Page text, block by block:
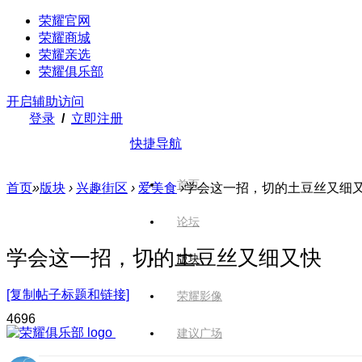
荣耀官网
荣耀商城
荣耀亲选
荣耀俱乐部
开启辅助访问
登录 / 立即注册
快捷导航
首页
论坛
版块
荣耀影像
建议广场
首页»版块 › 兴趣街区 › 爱美食 ›学会这一招，切的土豆丝又细
学会这一招，切的土豆丝又细又快
[复制帖子标题和链接]
4696